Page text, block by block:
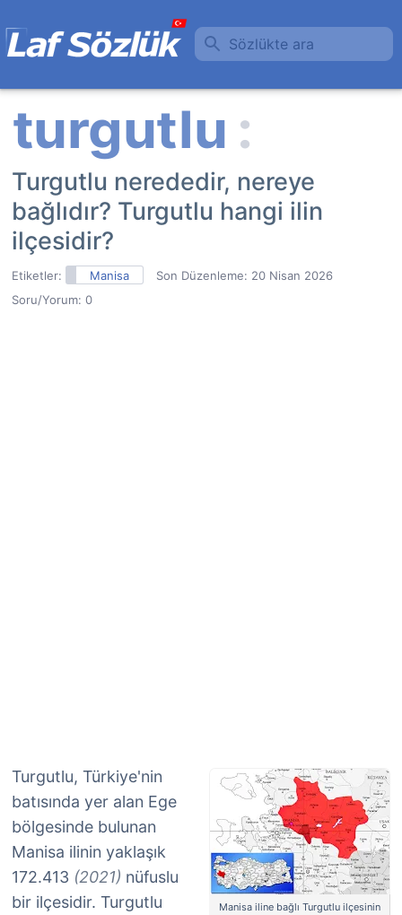
Sözlükte ara
Turgutlu nerededir, nereye
bağlıdır? Turgutlu hangi ilin
ilçesidir?
Etiketler: Manisa Son Düzenleme: 20 Nisan 2026
Soru/Yorum: 0
Manisa iline bağlı Turgutlu ilçesinin
Turgutlu, Türkiye'nin
batısında yer alan Ege
bölgesinde bulunan
Manisa ilinin yaklaşık
172.413 (2021) nüfuslu
bir ilçesidir. Turgutlu